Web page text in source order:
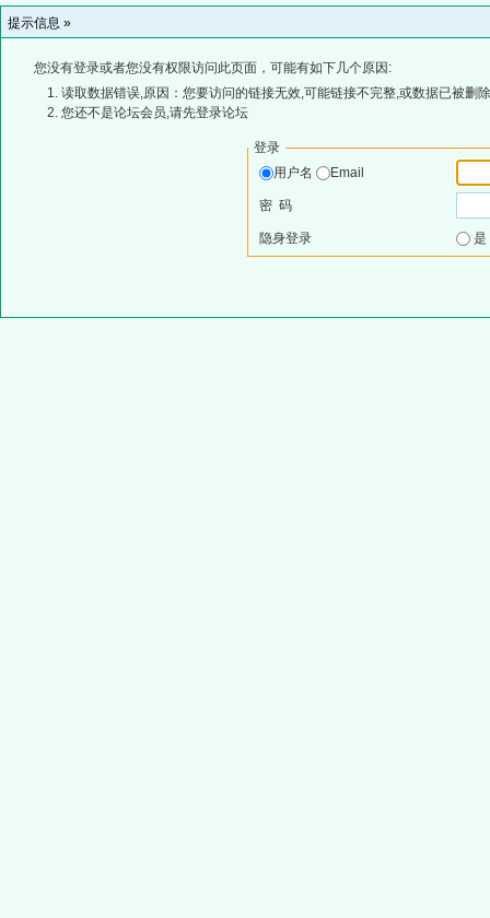
提示信息 »
您没有登录或者您没有权限访问此页面，可能有如下几个原因:
读取数据错误,原因：您要访问的链接无效,可能链接不完整,或数据已被删
您还不是论坛会员,请先登录论坛
登录
用户名
Email
密 码
隐身登录